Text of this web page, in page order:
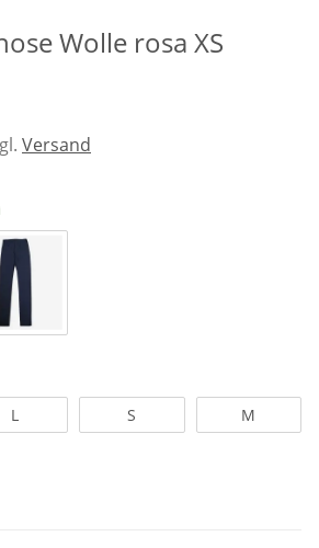
Wolle rosa XS
Versand
L S M